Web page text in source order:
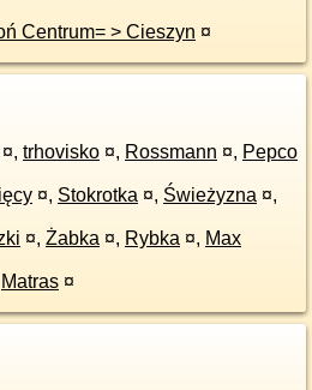
Czarne Fojtula = > Ustroń Centrum= > Cieszyn ¤
¤, trhovisko ¤, Rossmann ¤, Pepco
¤, Stokrotka ¤, Świeżyzna ¤,
¤, Żabka ¤, Rybka ¤, Max
Matras ¤